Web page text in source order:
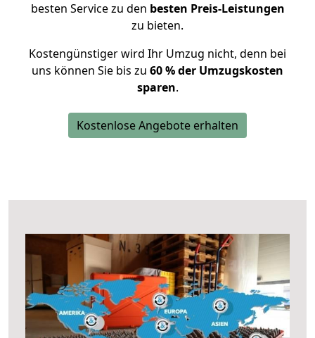
besten Service zu den besten Preis-Leistungen
zu bieten.
Kostengünstiger wird Ihr Umzug nicht, denn bei
uns können Sie bis zu 60 % der Umzugskosten
sparen.
Kostenlose Angebote erhalten